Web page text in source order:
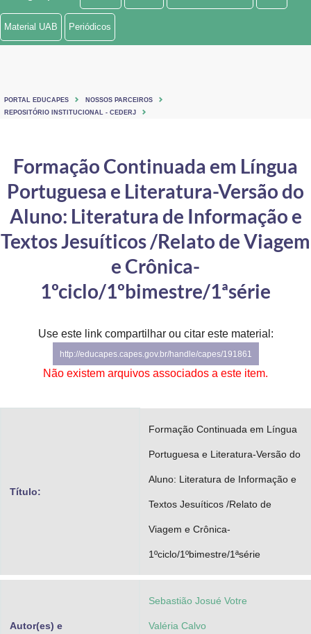
Ministério de Minas e Energia
Ministério do Turismo
Controladoria-Geral da União
Ministério da Mulher, da Família e dos Direitos Humanos
Secretaria-Geral
Gabinete de Segurança Institucional
Banco Central do Brasil
Material UAB Periódicos
PORTAL EDUCAPES
NOSSOS PARCEIROS
REPOSITÓRIO INSTITUCIONAL - CEDERJ
Formação Continuada em Língua
Portuguesa e Literatura-Versão do
Aluno: Literatura de Informação e
Textos Jesuíticos /Relato de Viagem
e Crônica-
1ºciclo/1ºbimestre/1ªsérie
Use este link compartilhar ou citar este material:
http://educapes.capes.gov.br/handle/capes/191861
Não existem arquivos associados a este item.
Título:
Formação Continuada em Língua
Portuguesa e Literatura-Versão do
Aluno: Literatura de Informação e
Textos Jesuíticos /Relato de
Viagem e Crônica-
1ºciclo/1ºbimestre/1ªsérie
Autor(es) e
Sebastião Josué Votre
Valéria Calvo